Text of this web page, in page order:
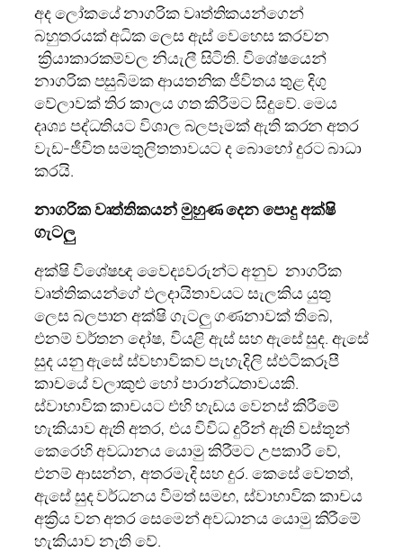
අද ලෝකයේ නාගරික වෘත්තිකයන්ගෙන්
බහුතරයක් අධික ලෙස ඇස් වෙහෙස කරවන
ක්‍රියාකාරකම්වල නියැලී සිටිති. විශේෂයෙන්
නාගරික පසුබිමක ආයතනික ජීවිතය තුළ දිගු
වේලාවක් තිර කාලය ගත කිරීමට සිදුවේ. මෙය
දෘශ්‍ය පද්ධතියට විශාල බලපෑමක් ඇති කරන අතර
වැඩ-ජීවිත සමතුලිතතාවයට ද බොහෝ දුරට බාධා
කරයි.
නාගරික වෘත්තිකයන් මුහුණ දෙන පොදු අක්ෂි
ගැටලු
අක්ෂි විශේෂඥ වෛද්‍යවරුන්ට අනුව නාගරික
වෘත්තිකයන්ගේ ඵලදායිතාවයට සැලකිය යුතු
ලෙස බලපාන අක්ෂි ගැටලු ගණනාවක් තිබේ,
එනම් වර්තන දෝෂ, වියළි ඇස් සහ ඇසේ සුද. ඇසේ
සුද යනු ඇසේ ස්වභාවිකව පැහැදිලි ස්ඵටිකරූපී
කාචයේ වලාකුළු හෝ පාරාන්ධතාවයකි.
ස්වාභාවික කාචයට එහි හැඩය වෙනස් කිරීමේ
හැකියාව ඇති අතර, එය විවිධ දුරින් ඇති වස්තූන්
කෙරෙහි අවධානය යොමු කිරීමට උපකාරී වේ,
එනම් ආසන්න, අතරමැදි සහ දුර. කෙසේ වෙතත්,
ඇසේ සුද වර්ධනය වීමත් සමඟ, ස්වාභාවික කාචය
අක්‍රිය වන අතර සෙමෙන් අවධානය යොමු කිරීමේ
හැකියාව නැති වේ.